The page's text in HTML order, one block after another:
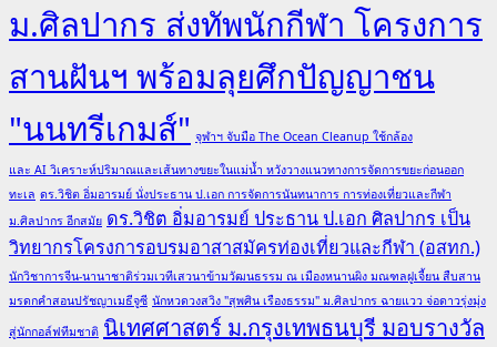
ม.ศิลปากร ส่งทัพนักกีฬา โครงการ
สานฝันฯ พร้อมลุยศึกปัญญาชน
"นนทรีเกมส์" จุฬาฯ จับมือ The Ocean Cleanup ใช้กล้อง
และ AI วิเคราะห์ปริมาณและเส้นทางขยะในแม่น้ำ หวังวางแนวทางการจัดการขยะก่อนออก
ทะเล ดร.วิชิต อิ่มอารมย์ นั่งประธาน ป.เอก การจัดการนันทนาการ การท่องเที่ยวและกีฬา
ม.ศิลปากร อีกสมัย ดร.วิชิต อิ่มอารมย์ ประธาน ป.เอก ศิลปากร เป็น
วิทยากรโครงการอบรมอาสาสมัครท่องเที่ยวและกีฬา (อสทก.)
นักวิชาการจีน-นานาชาติร่วมเวทีเสวนาข้ามวัฒนธรรม ณ เมืองหนานผิง มณฑลฝูเจี้ยน สืบสาน
มรดกคำสอนปรัชญาเมธีจูซี นักหวดวงสวิง "สุพศิน เรืองธรรม" ม.ศิลปากร ฉายแวว จ่อดาวรุ่งมุ่ง
สู่นักกอล์ฟทีมชาติ นิเทศศาสตร์ ม.กรุงเทพธนบุรี มอบรางวัล